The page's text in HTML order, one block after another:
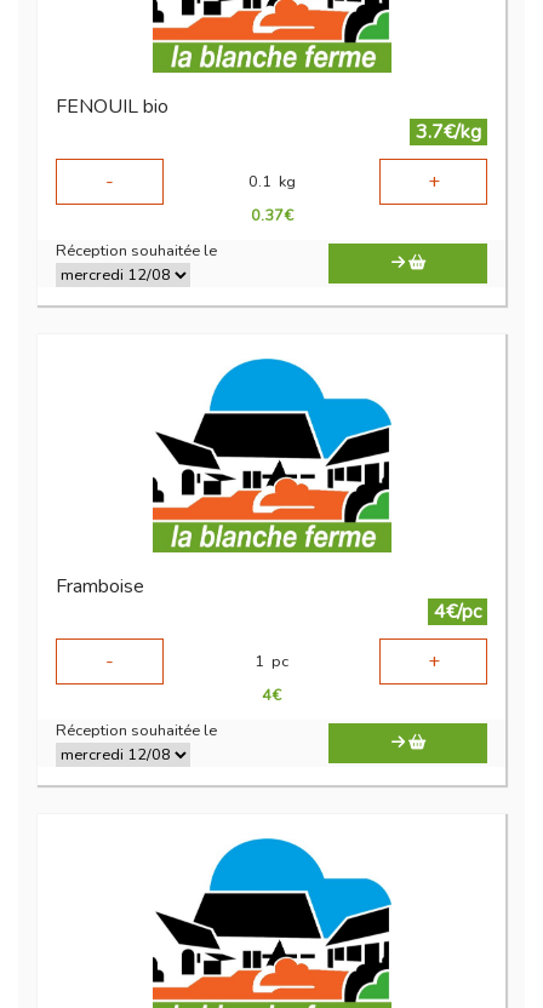
FENOUIL bio
3.7€/kg
-
0.1 kg +
0.37€
Réception souhaitée le
Framboise
4€/pc
-
1 pc +
4€
Réception souhaitée le